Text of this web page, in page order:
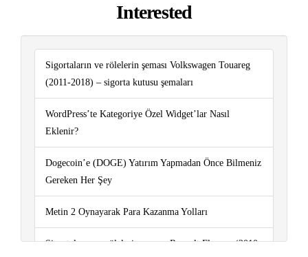
Interested
Sigortaların ve rölelerin şeması Volkswagen Touareg
(2011-2018) – sigorta kutusu şemaları
WordPress’te Kategoriye Özel Widget’lar Nasıl
Eklenir?
Dogecoin’e (DOGE) Yatırım Yapmadan Önce Bilmeniz
Gereken Her Şey
Metin 2 Oynayarak Para Kazanma Yolları
Sigortaların ve rölelerin şeması Renault Fluence (2010-